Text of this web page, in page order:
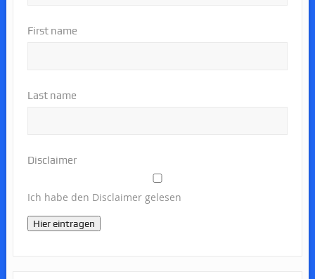
First name
Last name
Disclaimer
Ich habe den Disclaimer gelesen
Hier eintragen